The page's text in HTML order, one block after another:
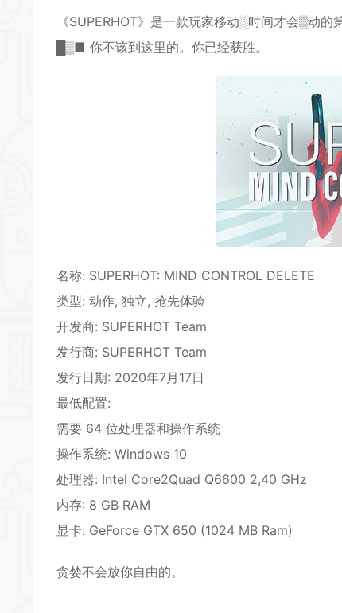
《SUPERHOT》是一款玩家移动░时间才会▒动的
█▒■ 你不该到这里的。你已经获胜。
名称: SUPERHOT: MIND CONTROL DELETE
类型: 动作, 独立, 抢先体验
开发商: SUPERHOT Team
发行商: SUPERHOT Team
发行日期: 2020年7月17日
最低配置:
需要 64 位处理器和操作系统
操作系统: Windows 10
处理器: Intel Core2Quad Q6600 2,40 GHz
内存: 8 GB RAM
显卡: GeForce GTX 650 (1024 MB Ram)
贪婪不会放你自由的。